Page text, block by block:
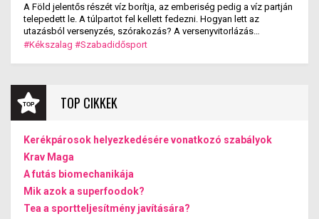
A Föld jelentős részét víz borítja, az emberiség pedig a víz partján
telepedett le. A túlpartot fel kellett fedezni. Hogyan lett az
utazásból versenyzés, szórakozás? A versenyvitorlázás
kialakulása.
#Kékszalag #Szabadidősport
TOP CIKKEK
Kerékpárosok helyezkedésére vonatkozó szabályok
Krav Maga
A futás biomechanikája
Mik azok a superfoodok?
Tea a sportteljesítmény javítására?